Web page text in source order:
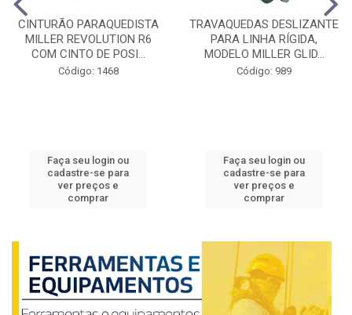
CINTURÃO PARAQUEDISTA
MILLER REVOLUTION R6
COM CINTO DE POSI...
Código: 1468
Faça seu login ou
cadastre-se para
ver preços e
comprar
TRAVAQUEDAS DESLIZANTE
PARA LINHA RÍGIDA,
MODELO MILLER GLID...
Código: 989
Faça seu login ou
cadastre-se para
ver preços e
comprar